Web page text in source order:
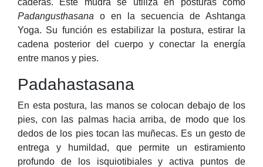
caderas. Este mudra se utiliza en posturas como
Padangusthasana o en la secuencia de Ashtanga
Yoga. Su función es estabilizar la postura, estirar la
cadena posterior del cuerpo y conectar la energía
entre manos y pies.
Padahastasana
En esta postura, las manos se colocan debajo de los
pies, con las palmas hacia arriba, de modo que los
dedos de los pies tocan las muñecas. Es un gesto de
entrega y humildad, que permite un estiramiento
profundo de los isquiotibiales y activa puntos de